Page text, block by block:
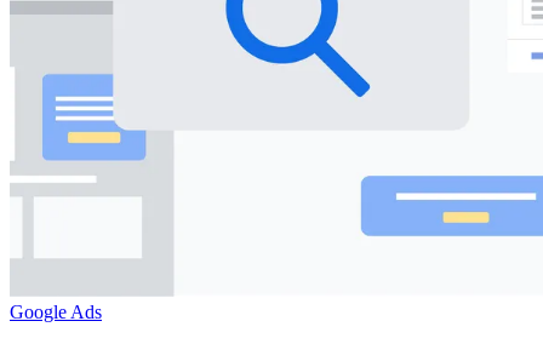
Google Ads